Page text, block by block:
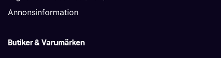
Annonsinformation
Butiker & Varumärken